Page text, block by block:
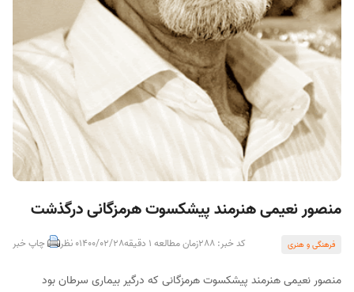
منصور نعیمی هنرمند پیشکسوت هرمزگانی درگذشت
فرهنگی و هنری کد خبر: 288 زمان مطالعه 1 دقیقه 1400/02/280 نظر چاپ خبر
منصور نعیمی هنرمند پیشکسوت هرمزگانی که درگیر بیماری سرطان بود